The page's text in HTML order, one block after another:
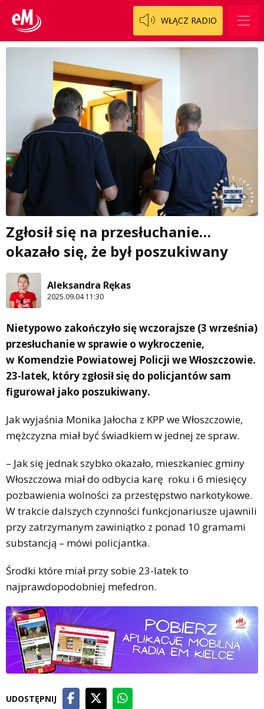
WŁĄCZ RADIO
Zgłosił się na przesłuchanie…
okazało się, że był poszukiwany
Aleksandra Rękas
2025.09.04 11:30
Nietypowo zakończyło się wczorajsze (3 września)
przesłuchanie w sprawie o wykroczenie,
w Komendzie Powiatowej Policji we Włoszczowie.
23-latek, który zgłosił się do policjantów sam
figurował jako poszukiwany.
Jak wyjaśnia Monika Jałocha z KPP we Włoszczowie,
mężczyzna miał być świadkiem w jednej ze spraw.
– Jak się jednak szybko okazało, mieszkaniec gminy
Włoszczowa miał do odbycia karę roku i 6 miesięcy
pozbawienia wolności za przestępstwo narkotykowe.
W trakcie dalszych czynności funkcjonariusze ujawnili
przy zatrzymanym zawiniątko z ponad 10 gramami
substancją – mówi policjantka.
Środki które miał przy sobie 23-latek to
najprawdopodobniej mefedron.
UDOSTĘPNIJ